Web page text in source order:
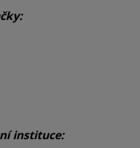
instituce: